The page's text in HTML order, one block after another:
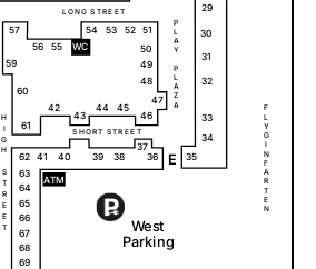
29
30
31
32
33
34
35
36
37
38
39
40
41
42
43
44 45
46
47
48
49
50
51
52
53
54
55
56
57
59
60
61
62
63
64
65
66
67
68
69
WC
LONG S TRE ET
P
L
A
Y
P
L
A
Z
A
F
L
Y
G
I
N
F
A
R
T
E
N
S H ORT STR EE T
West
Parking
E
ATM
H
I
G
H
S
T
R
E
E
T